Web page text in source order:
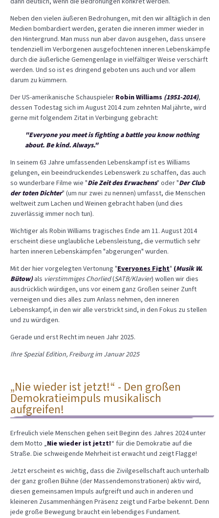
Neben den vielen äußeren Bedrohungen, mit den wir alltäglich in den
Medien bombardiert werden, geraten die inneren immer wieder in
den Hintergrund. Man muss nun aber davon ausgehen, dass unsere
tendenziell im Verborgenen ausgefochtenen inneren Lebenskämpfe
durch die äußerliche Gemengenlage in vielfältiger Weise verschärft
werden. Und so ist es dringend geboten uns auch und vor allem
darum zu kümmern.
Der US-amerikanische Schauspieler Robin Williams (1951-2014),
dessen Todestag sich im August 2014 zum zehnten Mal jährte, wird
gerne mit folgendem Zitat in Verbingung gebracht:
"Everyone you meet is fighting a battle you know nothing
about. Be kind. Always."
In seinem 63 Jahre umfassenden Lebenskampf ist es Williams
gelungen, ein beeindruckendes Lebenswerk zu schaffen, das auch
so wunderbare Filme wie "Die Zeit des Erwachens" oder "Der Club
der toten Dichter" (um nur zwei zu nennen) umfasst, die Menschen
weltweit zum Lachen und Weinen gebracht haben (und dies
zuverlässig immer noch tun).
Wichtiger als Robin Williams tragisches Ende am 11. August 2014
erscheint diese unglaubliche Lebensleistung, die vermutlich sehr
harten inneren Lebenskämpfen "abgerungen" wurden.
Mit der hier vorgelegten Vertonung "Everyones Fight" (Musik W.
Bütow) als vierstimmiges Chorlied(SATB/Klavier) wollen wir dies
ausdrücklich würdigen, uns vor einem ganz Großen seiner Zunft
verneigen und dies alles zum Anlass nehmen, den inneren
Lebenskampf, in den wir alle verstrickt sind, in den Fokus zu stellen
und zu würdigen.
Gerade und erst Recht im neuen Jahr 2025.
Ihre Spezial Edition, Freiburg im Januar 2025
„Nie wieder ist jetzt!“ - Den großen
Demokratieimpuls musikalisch
aufgreifen!
Erfreulich viele Menschen gehen seit Beginn des Jahres 2024 unter
dem Motto „Nie wieder ist jetzt!“ für die Demokratie auf die
Straße. Die schweigende Mehrheit ist erwacht und zeigt Flagge!
Jetzt erscheint es wichtig, dass die Zivilgesellschaft auch unterhalb
der ganz großen Bühne (der Massendemonstrationen) aktiv wird,
diesen gemeinsamen Impuls aufgreift und auch in anderen und
kleineren Zusammenhängen Präsenz zeigt und Farbe bekennt. Denn
jede große Bewegung braucht ein lebendiges Fundament.